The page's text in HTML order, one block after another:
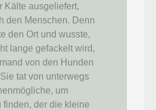
Kälte ausgeliefert,
den Menschen. Denn
den Ort und wusste,
lange gefackelt wird,
von den Hunden
tat von unterwegs
um
finden, der die kleine